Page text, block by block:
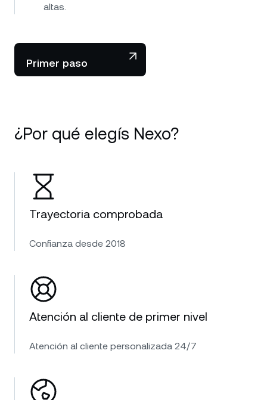
altas.
Primer paso
¿Por qué elegís Nexo?
Trayectoria comprobada
Confianza desde 2018
Atención al cliente de primer nivel
Atención al cliente personalizada 24/7